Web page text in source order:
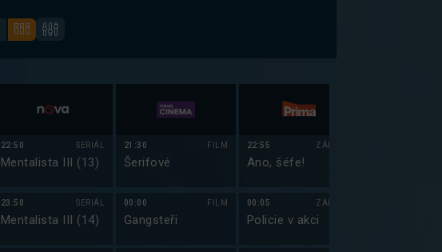
22:50 SERIÁL
Mentalista III (13)
23:50 SERIÁL
Mentalista III (14)
21:30 FILM
Šerifové
00:00 FILM
Gangsteři
22:55 ZÁBAVA
Ano, šéfe!
00:05 ZÁBAVA
Policie v akci